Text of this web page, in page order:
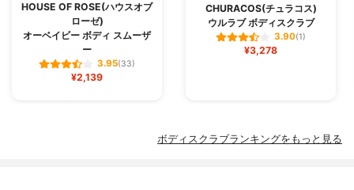
HOUSE OF ROSE(ハウスオブ
ローゼ)
オーベイビー ボディ スムーザ
ー
3.95(33)
¥2,139
CHURACOS(チュラコス)
ウルラブ ボディスクラブ
3.90(1)
¥3,278
ボディスクラブランキングをもっと見る